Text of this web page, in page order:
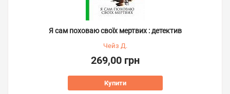
Я сам поховаю своїх мертвих : детектив
Чейз Д.
269,00 грн
Купити